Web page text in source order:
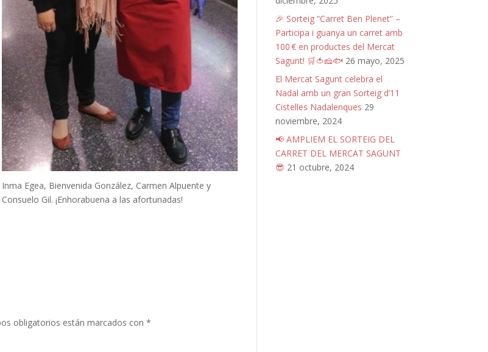
Inma Egea, Bienvenida González, Carmen Alpuente y
Consuelo Gil. ¡Enhorabuena a las afortunadas!
obligatorios están marcados con*
🎉 Sorteig “Carret Ben Plenet” –
Participa i guanya un carret amb
100 € en productes del Mercat
Sagunt! 🛒🍅🧀🐟 26 mayo, 2025
El Mercat Sagunt celebra el
Nadal amb un gran Sorteig d’11
Cistelles Nadalenques 29
noviembre, 2024
📢 AMPLIEM EL SORTEIG DEL
CARRET DEL MERCAT SAGUNT
😎 21 octubre, 2024